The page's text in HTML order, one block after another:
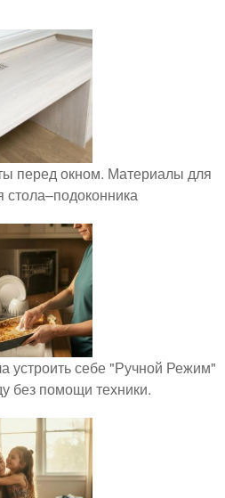
перед окном. Материалы для
стола–подоконника
устроить себе "Ручной Режим"
без помощи техники.